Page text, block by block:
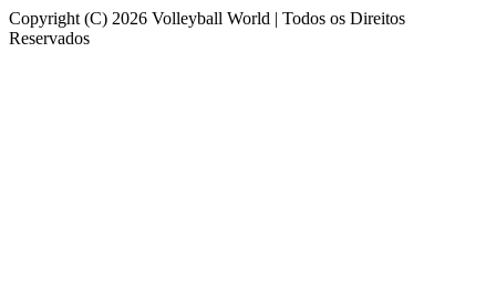
Copyright (C) 2026 Volleyball World | Todos os Direitos
Reservados